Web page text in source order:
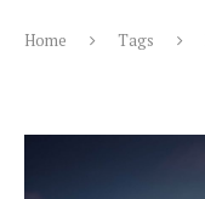
Home Tags